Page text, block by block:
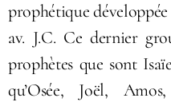
prophétique
av. J.C. Ce dernier
prophètes que sont
qu’Osée, Joël,